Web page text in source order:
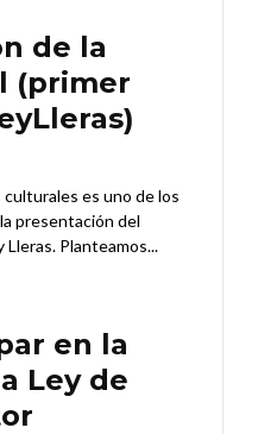
de la
(primer
es uno de los
presentación del
Planteamos...
en la
Ley de